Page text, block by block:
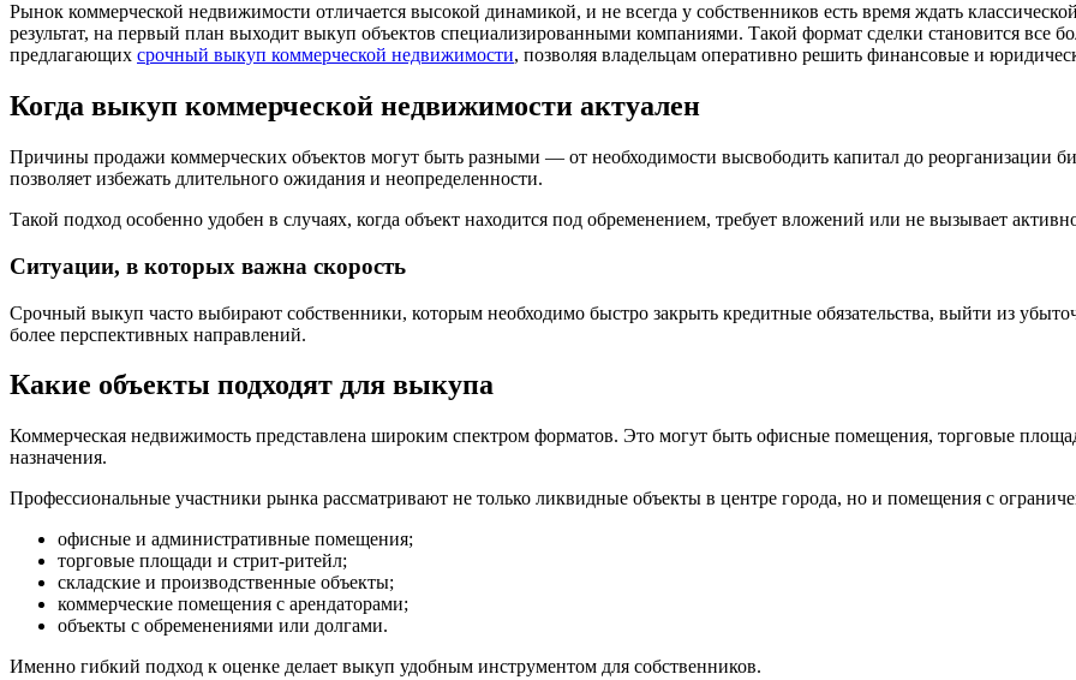
Рынок коммерческой недвижимости отличается высокой динамикой, и не всегда у собственников есть время ждать
результат, на первый план выходит выкуп объектов специализированными компаниями. Такой формат сделки становится все
предлагающих срочный выкуп коммерческой недвижимости, позволяя владельцам оперативно решить финансовые и
Когда выкуп коммерческой недвижимости актуален
Причины продажи коммерческих объектов могут быть разными — от необходимости высвободить капитал до реорганизации
позволяет избежать длительного ожидания и неопределенности.
Такой подход особенно удобен в случаях, когда объект находится под обременением, требует вложений или не вызывает
Ситуации, в которых важна скорость
Срочный выкуп часто выбирают собственники, которым необходимо быстро закрыть кредитные обязательства, выйти из
более перспективных направлений.
Какие объекты подходят для выкупа
Коммерческая недвижимость представлена широким спектром форматов. Это могут быть офисные помещения, торговые
назначения.
Профессиональные участники рынка рассматривают не только ликвидные объекты в центре города, но и помещения с
офисные и административные помещения;
торговые площади и стрит-ритейл;
складские и производственные объекты;
коммерческие помещения с арендаторами;
объекты с обременениями или долгами.
Именно гибкий подход к оценке делает выкуп удобным инструментом для собственников.